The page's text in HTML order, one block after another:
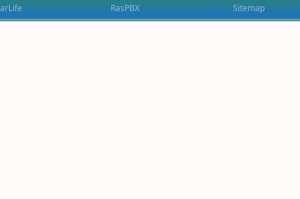
RasPBX Sitemap